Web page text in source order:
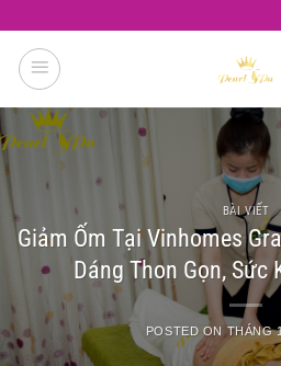
content
BÀI VIẾT
Giảm Ốm Tại Vinhomes
Dáng Thon Gọn, Sức
POSTED ON THÁNG